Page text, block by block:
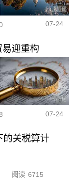
07-24
迎重构
07-24
的关税算计
阅读 6715